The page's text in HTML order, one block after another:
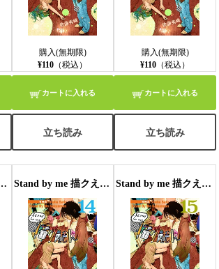
購入(無期限)
¥110 （税込）
カートに入れる
立ち読み
購入(無期限)
¥110 （税込）
カートに入れる
立ち読み
クえもん 分冊版13 Stand by me 描クえもん 分冊版14 Stand by me 描クえもん 分冊版15